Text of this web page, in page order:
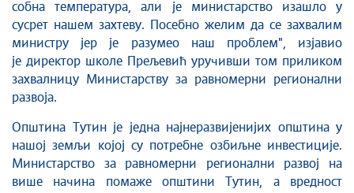
собна температура, али је министарство изашло у
сусрет нашем захтеву. Посебно желим да се захвалим
министру јер је разумео наш проблем", изјавио
је директор школе Прељевић уручивши том приликом
захвалницу Министарству за равномерни регионални
развоја.
Општина Тутин је једна најнеразвијенијих општина у
нашој земљи којој су потребне озбиљне инвестиције.
Министарство за равномерни регионални развој на
више начина помаже општини Тутин, а вредност